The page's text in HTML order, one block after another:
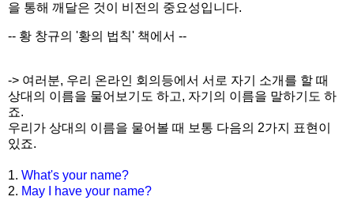
을 통해 깨달은 것이 비전의 중요성입니다.
-- 황 창규의 '황의 법칙' 책에서 --
-> 여러분, 우리 온라인 회의등에서 서로 자기 소개를 할 때
상대의 이름을 물어보기도 하고, 자기의 이름을 말하기도 하
죠.
우리가 상대의 이름을 물어볼 때 보통 다음의 2가지 표현이
있죠.
1. What's your name?
2. May I have your name?